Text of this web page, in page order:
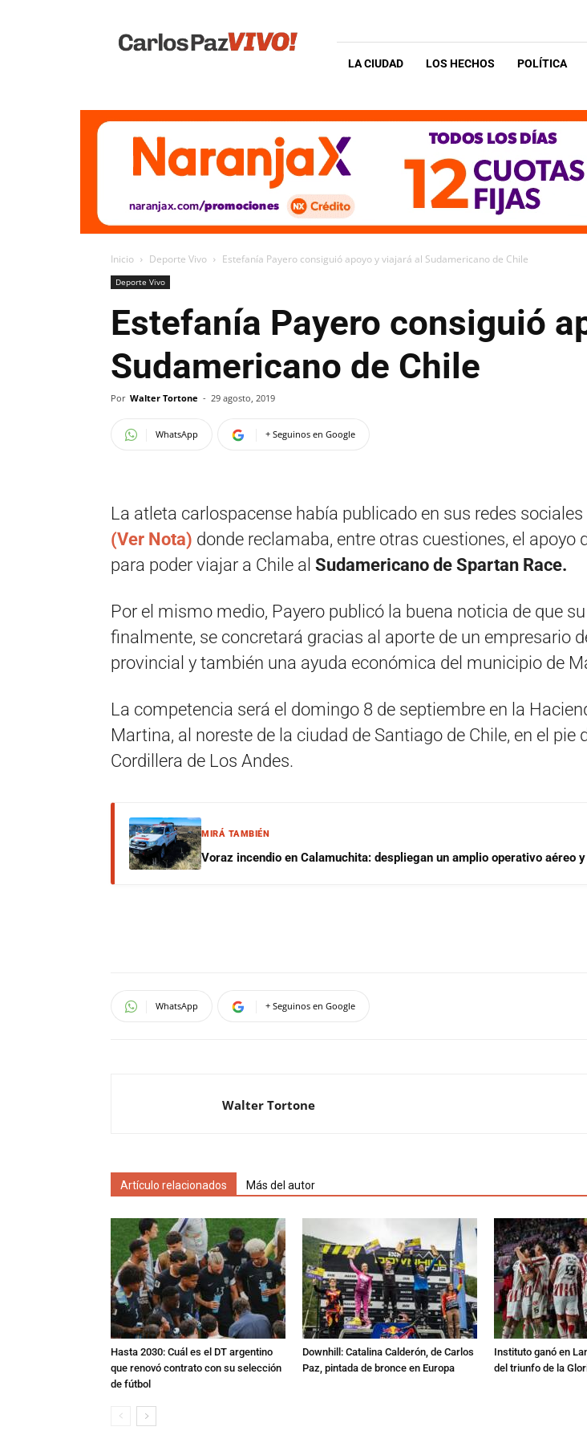
Vivo
LA CIUDAD LOS HECHOS POLÍTICA
Inicio Deporte Vivo Estefanía Payero consiguió apoyo y viajará al Sudamericano de Chile
Deporte Vivo
Estefanía Payero consiguió
Sudamericano de Chile
Por Walter Tortone - 29 agosto, 2019
WhatsApp + Seguinos en Google
La atleta carlospacense había publicado en sus redes
(Ver Nota) donde reclamaba, entre otras cuestiones, el apoyo
para poder viajar a Chile al Sudamericano de Spartan Race.
Por el mismo medio, Payero publicó la buena noticia de que
finalmente, se concretará gracias al aporte de un empresario
provincial y también una ayuda económica del municipio de
La competencia será el domingo 8 de septiembre en la
Martina, al noreste de la ciudad de Santiago de Chile, en el pie
Cordillera de Los Andes.
MIRÁ TAMBIÉN
Voraz incendio en Calamuchita: despliegan un amplio operativo aéreo
WhatsApp + Seguinos en Google
Walter Tortone
Artículo relacionados Más del autor
Hasta 2030: Cuál es el DT argentino
que renovó contrato con su selección
de fútbol
Downhill: Catalina Calderón, de Carlos
Paz, pintada de bronce en Europa
Instituto ganó en
del triunfo de la